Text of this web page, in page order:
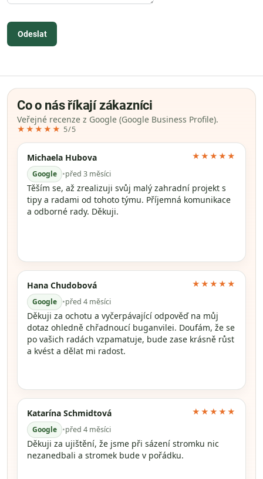
Odeslat
Co o nás říkají zákazníci
Veřejné recenze z Google (Google Business Profile).
★★★★★ 5/5
Michaela Hubova
Google •před 3 měsíci
★★★★★
Těším se, až zrealizuji svůj malý zahradní projekt s
tipy a radami od tohoto týmu. Příjemná komunikace
a odborné rady. Děkuji.
Hana Chudobová
Google •před 4 měsíci
★★★★★
Děkuji za ochotu a vyčerpávající odpověď na můj
dotaz ohledně chřadnoucí buganvilei. Doufám, že se
po vašich radách vzpamatuje, bude zase krásně růst
a kvést a dělat mi radost.
Katarína Schmidtová
Google •před 4 měsíci
★★★★★
Děkuji za ujištění, že jsme při sázení stromku nic
nezanedbali a stromek bude v pořádku.